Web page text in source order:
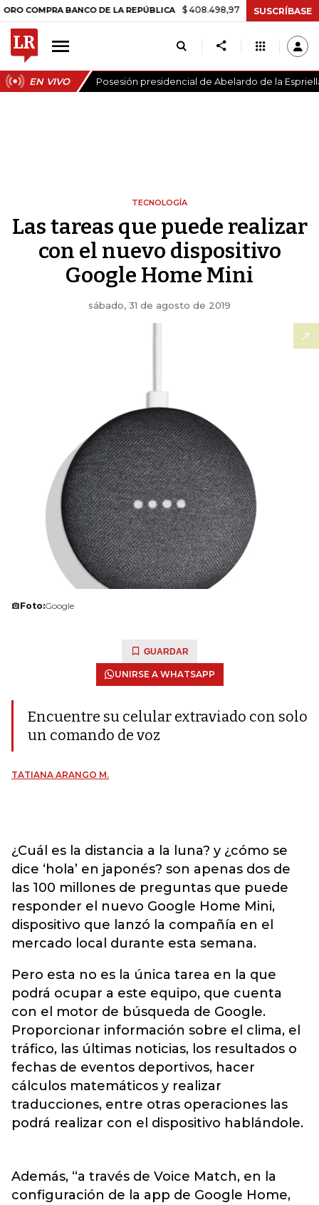
BANCO DE LA REPÚBLICA $ 408.498,97 +$ 8.753,81 +2,19%
SUSCRÍBASE
EN VIVO Posesión presidencial de Abelardo de la
TECNOLOGÍA
Las tareas que puede realizar
con el nuevo dispositivo
Google Home Mini
sábado, 31 de agosto de 2019
Foto:Google
GUARDAR
UNIRSE A WHATSAPP
Encuentre su celular extraviado con solo
un comando de voz
TATIANA ARANGO M.
¿Cuál es la distancia a la luna? y ¿cómo se
dice ‘hola’ en japonés? son apenas dos de
las 100 millones de preguntas que puede
responder el nuevo Google Home Mini,
dispositivo que lanzó la compañía en el
mercado local durante esta semana.
Pero esta no es la única tarea en la que
podrá ocupar a este equipo, que cuenta
con el motor de búsqueda de Google.
Proporcionar información sobre el clima, el
tráfico, las últimas noticias, los resultados o
fechas de eventos deportivos, hacer
cálculos matemáticos y realizar
traducciones, entre otras operaciones las
podrá realizar con el dispositivo hablándole.
Además, “a través de Voice Match, en la
configuración de la app de Google Home,